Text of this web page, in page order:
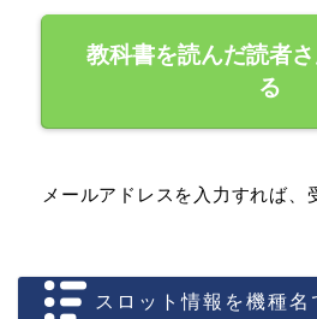
教科書を読んだ読者
る
メールアドレスを入力すれば、
スロット情報を機種名